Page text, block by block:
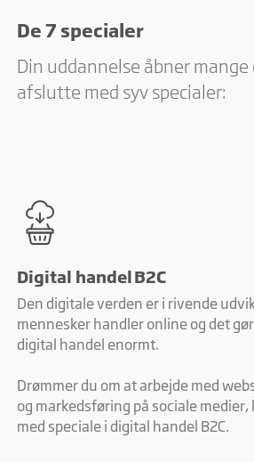
De 7 specialer
Din uddannelse åbner mange
afslutte med syv specialer:
Digital handel B2C
Den digitale verden er i rivende
mennesker handler online og det
digital handel enormt.
Drømmer du om at arbejde med
og markedsføring på sociale medier,
med speciale i digital handel B2C.